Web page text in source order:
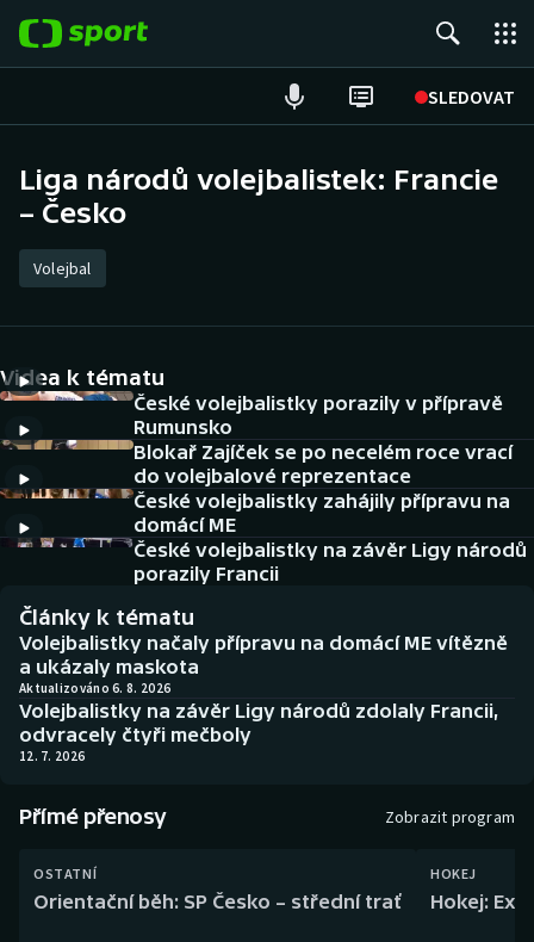
SLEDOVAT
Hokej
Tenis
Atletika
Cyklistika
DALŠÍ SPORTY
Americký fotbal
Baseball a softbal
Basketbal
Biatlon
Boby a skeleton
Dostihy
NEPŘEHLÉDNĚTE
Soutěže
Historické návraty
Aplikace ČT sport
AZ kvíz
Liga národů volejbalistek: Francie
– Česko
Volejbal
Videa k tématu
České volejbalistky porazily v přípravě
Rumunsko
Blokař Zajíček se po necelém roce vrací
do volejbalové reprezentace
České volejbalistky zahájily přípravu na
domácí ME
České volejbalistky na závěr Ligy národů
porazily Francii
Články k tématu
Volejbalistky načaly přípravu na domácí ME vítězně
a ukázaly maskota
Aktualizováno 6. 8. 2026
Volejbalistky na závěr Ligy národů zdolaly Francii,
odvracely čtyři mečboly
12. 7. 2026
Přímé přenosy Zobrazit program
OSTATNÍ
Orientační běh: SP Česko – střední trať
HOKEJ
Hokej: